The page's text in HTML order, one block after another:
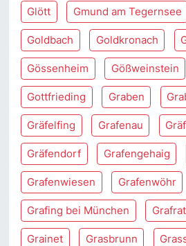
Glött Gmund am Tegernsee
Goldbach Goldkronach
Gössenheim Gößweinstein
Gottfrieding Graben
Gräfelfing Grafenau
Gräfendorf Grafengehaig
Grafenwiesen Grafenwöhr
Grafing bei München
Grainet Grasbrunn